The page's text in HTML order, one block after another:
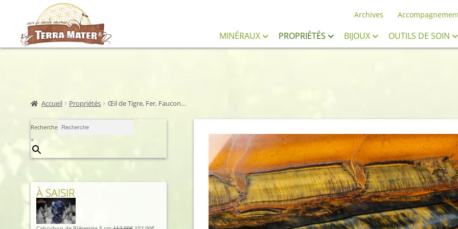
Archives
MINÉRAUX PROPRIÉTÉS BIJOUX OUTILS DE SOIN
Accueil Propriétés Œil de Tigre, Fer, Faucon…
Recherche
×
À SAISIR